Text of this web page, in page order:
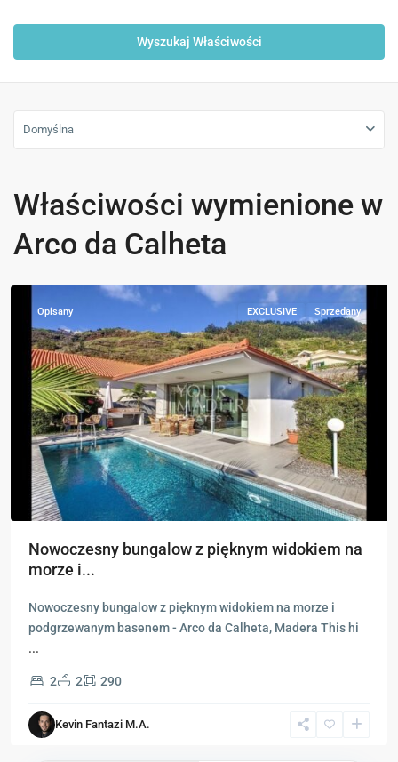
Domyślna
Właściwości wymienione w
Arco da Calheta
Arco
da
Opisany EXCLUSIVE Sprzedany
Nowoczesny bungalow z pięknym widokiem na
morze i...
Nowoczesny bungalow z pięknym widokiem na morze i
podgrzewanym basenem - Arco da Calheta, Madera This hi
...
2 2 290
Kevin Fantazi M.A.